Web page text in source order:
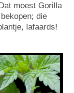
moest Gorilla
die
lafaards!